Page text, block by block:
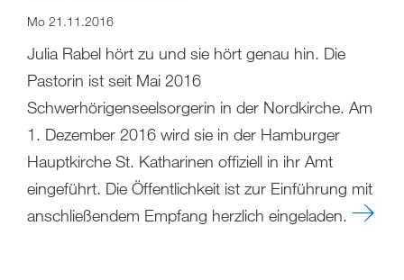
Mo 21.11.2016
Julia Rabel hört zu und sie hört genau hin. Die
Pastorin ist seit Mai 2016
Schwerhörigenseelsorgerin in der Nordkirche. Am
1. Dezember 2016 wird sie in der Hamburger
Hauptkirche St. Katharinen offiziell in ihr Amt
eingeführt. Die Öffentlichkeit ist zur Einführung mit
anschließendem Empfang herzlich eingeladen.